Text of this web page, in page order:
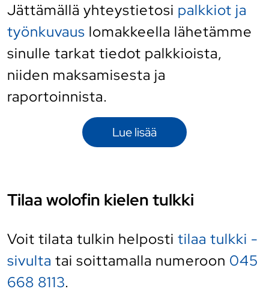
Jättämällä yhteystietosi palkkiot ja
työnkuvaus lomakkeella lähetämme
sinulle tarkat tiedot palkkioista,
niiden maksamisesta ja
raportoinnista.
Lue lisää
Tilaa wolofin kielen tulkki
Voit tilata tulkin helposti tilaa tulkki -
sivulta tai soittamalla numeroon 045
668 8113.